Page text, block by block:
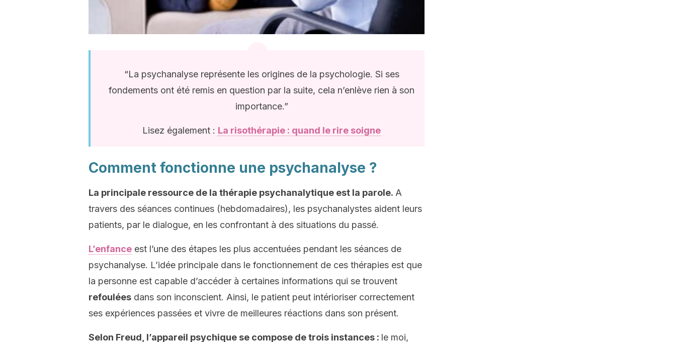
“La psychanalyse représente les origines de la psychologie. Si ses
fondements ont été remis en question par la suite, cela n’enlève rien à son
importance.”
Lisez également : La risothérapie : quand le rire soigne
Comment fonctionne une psychanalyse ?
La principale ressource de la thérapie psychanalytique est la parole. A
travers des séances continues (hebdomadaires), les psychanalystes aident leurs
patients, par le dialogue, en les confrontant à des situations du passé.
L’enfance est l’une des étapes les plus accentuées pendant les séances de
psychanalyse. L’idée principale dans le fonctionnement de ces thérapies est que
la personne est capable d’accéder à certaines informations qui se trouvent
refoulées dans son inconscient. Ainsi, le patient peut intérioriser correctement
ses expériences passées et vivre de meilleures réactions dans son présent.
Selon Freud, l’appareil psychique se compose de trois instances : le moi,